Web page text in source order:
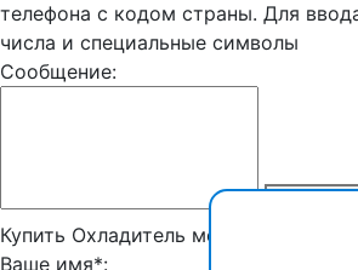
телефона с кодом страны. Для
числа и специальные символы
Сообщение:
Купить Охладитель молока
Ваше имя*: